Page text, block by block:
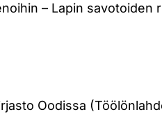
– Lapin savotoiden
Oodissa